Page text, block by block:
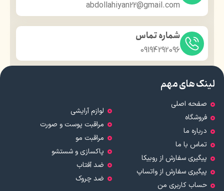
abdollahiyan22@gmail.com
شماره تماس
09194292096
لینک های مهم
صفحه اصلی
فروشگاه
درباره ما
تماس با ما
پیگیری سفارش از روبیکا
پیگیری سفارش از واتساپ
حساب کاربری من
لوازم آرایشی
مراقبت پوست و صورت
مراقبت مو
پاکسازی و شستشو
ضد آفتاب
ضد چروک